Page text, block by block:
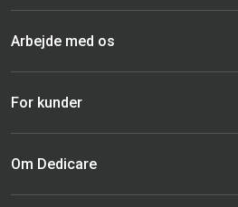
Arbejde med os
For kunder
Om Dedicare